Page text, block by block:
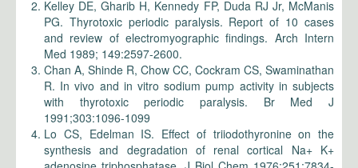
Kelley DE, Gharib H, Kennedy FP, Duda RJ Jr, McManis
PG. Thyrotoxic periodic paralysis. Report of 10 cases
and review of electromyographic findings. Arch Intern
Med 1989; 149:2597-2600.
Chan A, Shinde R, Chow CC, Cockram CS, Swaminathan
R. In vivo and in vitro sodium pump activity in subjects
with thyrotoxic periodic paralysis. Br Med J
1991;303:1096-1099
Lo CS, Edelman IS. Effect of triiodothyronine on the
synthesis and degradation of renal cortical Na+ K+